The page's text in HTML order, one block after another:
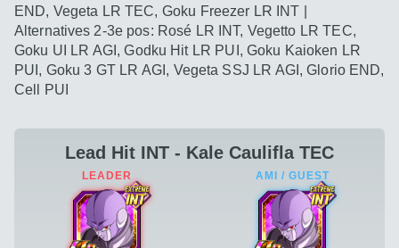
END, Vegeta LR TEC, Goku Freezer LR INT |
Alternatives 2-3e pos: Rosé LR INT, Vegetto LR TEC,
Goku UI LR AGI, Godku Hit LR PUI, Goku Kaioken LR
PUI, Goku 3 GT LR AGI, Vegeta SSJ LR AGI, Glorio END,
Cell PUI
Lead Hit INT - Kale Caulifla TEC